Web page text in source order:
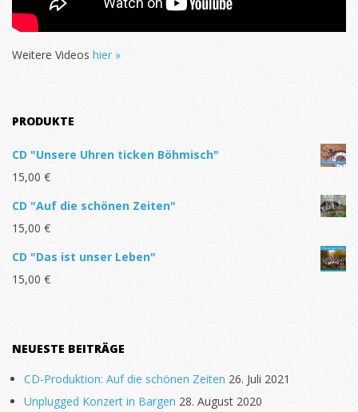
Weitere Videos hier »
PRODUKTE
CD "Unsere Uhren ticken Böhmisch"
15,00 €
CD "Auf die schönen Zeiten"
15,00 €
CD "Das ist unser Leben"
15,00 €
NEUESTE BEITRÄGE
CD-Produktion: Auf die schönen Zeiten 26. Juli 2021
Unplugged Konzert in Bargen 28. August 2020